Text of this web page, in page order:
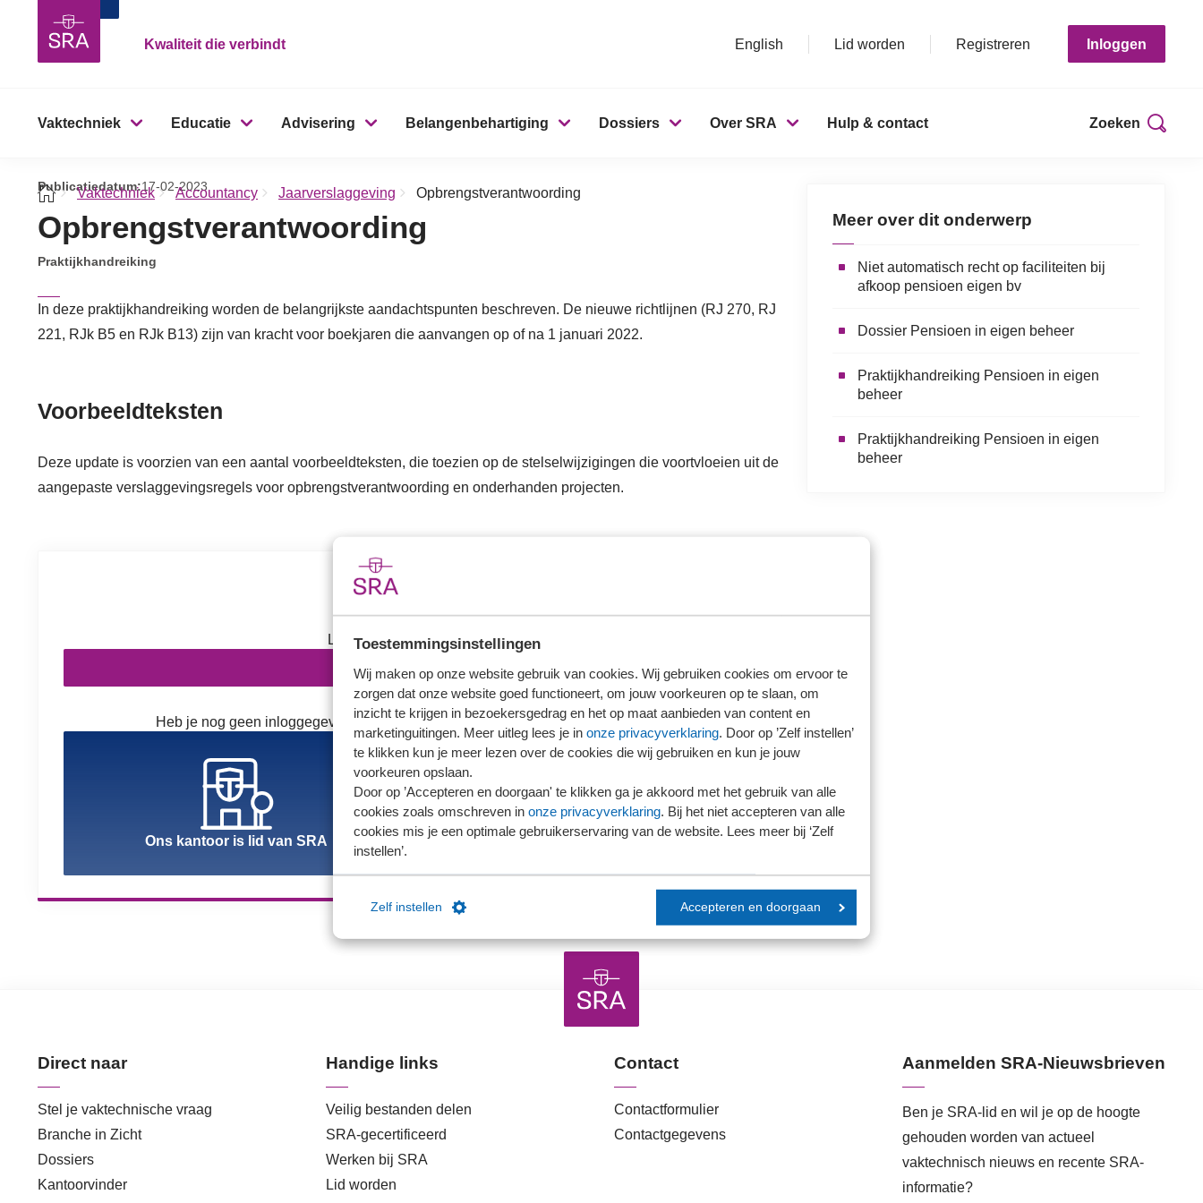
Toestemmingsinstellingen
Wij maken op onze website gebruik van cookies. Wij gebruiken cookies om ervoor te
zorgen dat onze website goed functioneert, om jouw voorkeuren op te slaan, om
inzicht te krijgen in bezoekersgedrag en het op maat aanbieden van content en
marketinguitingen. Meer uitleg lees je in onze privacyverklaring. Door op ’Zelf instellen’
te klikken kun je meer lezen over de cookies die wij gebruiken en kun je jouw
voorkeuren opslaan.
Door op ’Accepteren en doorgaan' te klikken ga je akkoord met het gebruik van alle
cookies zoals omschreven in onze privacyverklaring. Bij het niet accepteren van alle
cookies mis je een optimale gebruikerservaring van de website. Lees meer bij ‘Zelf
instellen’.
Zelf instellen Accepteren en doorgaan
Kwaliteit die verbindt English Lid worden Registreren Inloggen
Vaktechniek Educatie Advisering Belangenbehartiging Dossiers Over SRA Hulp & contact Zoeken
Vaktechniek Accountancy Jaarverslaggeving Opbrengstverantwoording
Publicatiedatum:17-02-2023
Opbrengstverantwoording
Praktijkhandreiking
In deze praktijkhandreiking worden de belangrijkste aandachtspunten beschreven. De nieuwe richtlijnen (RJ 270, RJ
221, RJk B5 en RJk B13) zijn van kracht voor boekjaren die aanvangen op of na 1 januari 2022.
Voorbeeldteksten
Deze update is voorzien van een aantal voorbeeldteksten, die toezien op de stelselwijzigingen die voortvloeien uit de
aangepaste verslaggevingsregels voor opbrengstverantwoording en onderhanden projecten.
Inloggen
Log in om verder te lezen.
Inloggen
Heb je nog geen inloggegevens? Kies hieronder wat voor jou van toepassing is.
Ons kantoor is lid van SRA Ons kantoor is nog geen lid van SRA
Meer over dit onderwerp
Niet automatisch recht op faciliteiten bij
afkoop pensioen eigen bv
Dossier Pensioen in eigen beheer
Praktijkhandreiking Pensioen in eigen
beheer
Praktijkhandreiking Pensioen in eigen
beheer
Direct naar
Stel je vaktechnische vraag
Branche in Zicht
Dossiers
Kantoorvinder
Handige links
Veilig bestanden delen
SRA-gecertificeerd
Werken bij SRA
Lid worden
Contact
Contactformulier
Contactgegevens
Aanmelden SRA-Nieuwsbrieven
Ben je SRA-lid en wil je op de hoogte
gehouden worden van actueel
vaktechnisch nieuws en recente SRA-
informatie?